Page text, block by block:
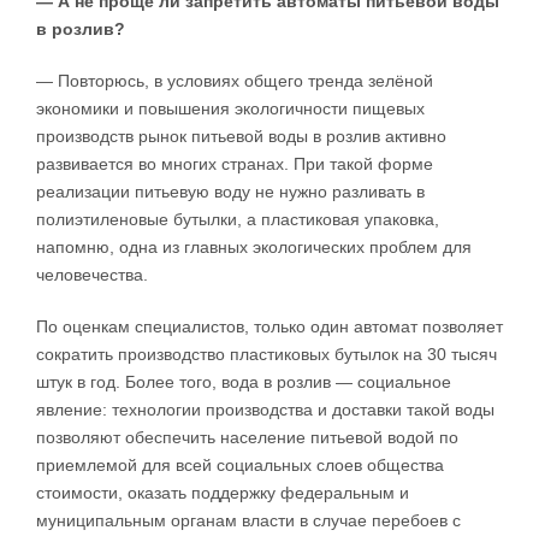
в розлив?
— Повторюсь, в условиях общего тренда зелёной
экономики и повышения экологичности пищевых
производств рынок питьевой воды в розлив активно
развивается во многих странах. При такой форме
реализации питьевую воду не нужно разливать в
полиэтиленовые бутылки, а пластиковая упаковка,
напомню, одна из главных экологических проблем для
человечества.
По оценкам специалистов, только один автомат позволяет
сократить производство пластиковых бутылок на 30 тысяч
штук в год. Более того, вода в розлив — социальное
явление: технологии производства и доставки такой воды
позволяют обеспечить население питьевой водой по
приемлемой для всей социальных слоев общества
стоимости, оказать поддержку федеральным и
муниципальным органам власти в случае перебоев с